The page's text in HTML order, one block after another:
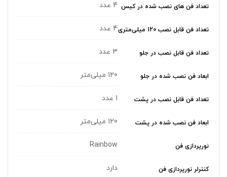
تعداد فن های نصب شده در کیس 4 عدد
تعداد فن قابل نصب 120 میلی‌متری 4 عدد
تعداد فن قابل نصب در جلو 3 عدد
ابعاد فن نصب شده در جلو 120 میلی‌متر
تعداد فن قابل نصب در پشت 1 عدد
ابعاد فن نصب شده در پشت 120 میلی‌متر
نورپردازی فن Rainbow
کنترلر نورپردازی فن دارد